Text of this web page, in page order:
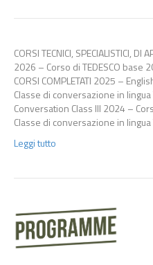
CORSI TECNICI, SPECIALISTICI, DI
2026 – Corso di TEDESCO base
CORSI COMPLETATI 2025 –
Classe di conversazione in
Conversation Class III 2024 –
Classe di conversazione in
Leggi tutto